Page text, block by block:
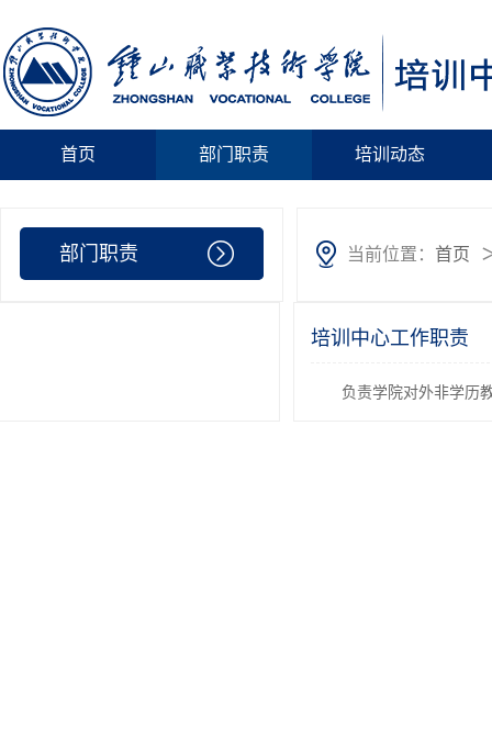
首页 部门职责 培训动态
部门职责 当前位置： 首页
培训中心工作职责
负责学院对外非学历